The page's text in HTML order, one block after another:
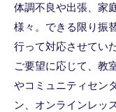
体調不良や出張、家
様々。できる限り振
行って対応させてい
ご要望に応じて、教
やコミュニティセン
ン、オンラインレッ